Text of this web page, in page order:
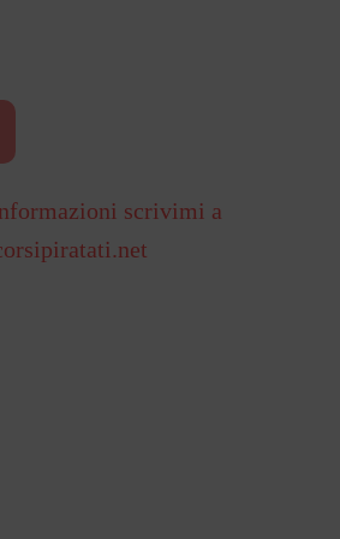
scrivimi a